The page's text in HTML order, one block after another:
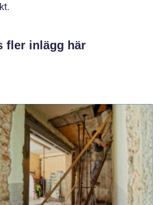
fler inlägg här